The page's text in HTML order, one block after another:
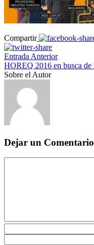
Compartir
Entrada Anterior
HOREQ 2016 en busca de
Sobre el Autor
Dejar un Comentario